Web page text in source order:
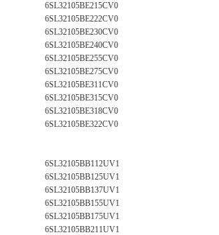
6SL32105BE215CV0
6SL32105BE222CV0
6SL32105BE230CV0
6SL32105BE240CV0
6SL32105BE255CV0
6SL32105BE275CV0
6SL32105BE311CV0
6SL32105BE315CV0
6SL32105BE318CV0
6SL32105BE322CV0
6SL32105BB112UV1
6SL32105BB125UV1
6SL32105BB137UV1
6SL32105BB155UV1
6SL32105BB175UV1
6SL32105BB211UV1